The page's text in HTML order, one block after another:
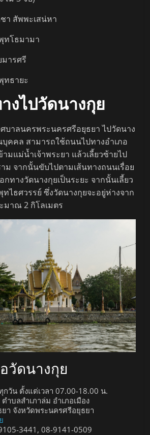
า สัพพะเสน่หา
ทโธมามา
ารศรี
ทธายะ
งไปวัดนางกุย
ศบาลนครพระนครศรีอยุธยา ไปวัดนาง
คคล สามารถใช้ถนนไปทางอำเภอ
มแม่น้ำเจ้าพระยา แล้วเลี้ยวซ้ายไป
ม จากนั้นขับไปตามเส้นทางถนนเรื่อย
กทางวัดนางกุยเป็นระยะ จากนั้นเลี้ยว
ไธศวรรย์ ซึ่งวัดนางกุยจะอยู่ห่างจาก
มาณ 2 กิโลเมตร
วัดนางกุย
กวัน ตั้งแต่เวลา 07.00-18.00 น.
ำบลสำเภาล่ม อำเภอเมือง
า จังหวัดพระนครศรีอยุธยา
3441, 08-9141-0509